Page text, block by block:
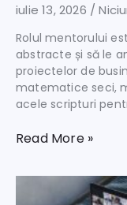
iulie 13, 2026
Rolul mentorului
abstracte și să le
proiectelor de
matematice seci,
acele scripturi
Read More »